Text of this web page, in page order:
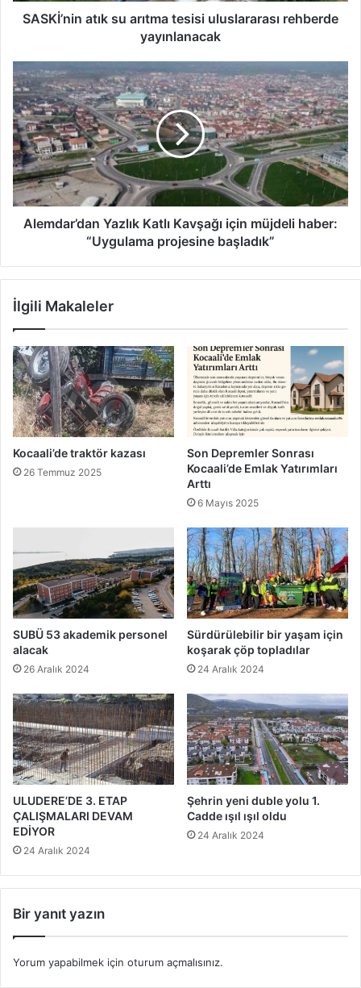
SASKİ’nin atık su arıtma tesisi uluslararası rehberde
yayınlanacak
Alemdar’dan
Yazlık
Katlı
Kavşağı
için
müjdeli
haber:
“Uygulama
projesine
başladık”
Alemdar’dan Yazlık Katlı Kavşağı için müjdeli haber:
“Uygulama projesine başladık”
İlgili Makaleler
Kocaali’de traktör kazası
26 Temmuz 2025
Son Depremler Sonrası
Kocaali’de Emlak Yatırımları
Arttı
6 Mayıs 2025
SUBÜ 53 akademik personel
alacak
26 Aralık 2024
Sürdürülebilir bir yaşam için
koşarak çöp topladılar
24 Aralık 2024
ULUDERE’DE 3. ETAP
ÇALIŞMALARI DEVAM
EDİYOR
24 Aralık 2024
Şehrin yeni duble yolu 1.
Cadde ışıl ışıl oldu
24 Aralık 2024
Bir yanıt yazın
Yorum yapabilmek için oturum açmalısınız.